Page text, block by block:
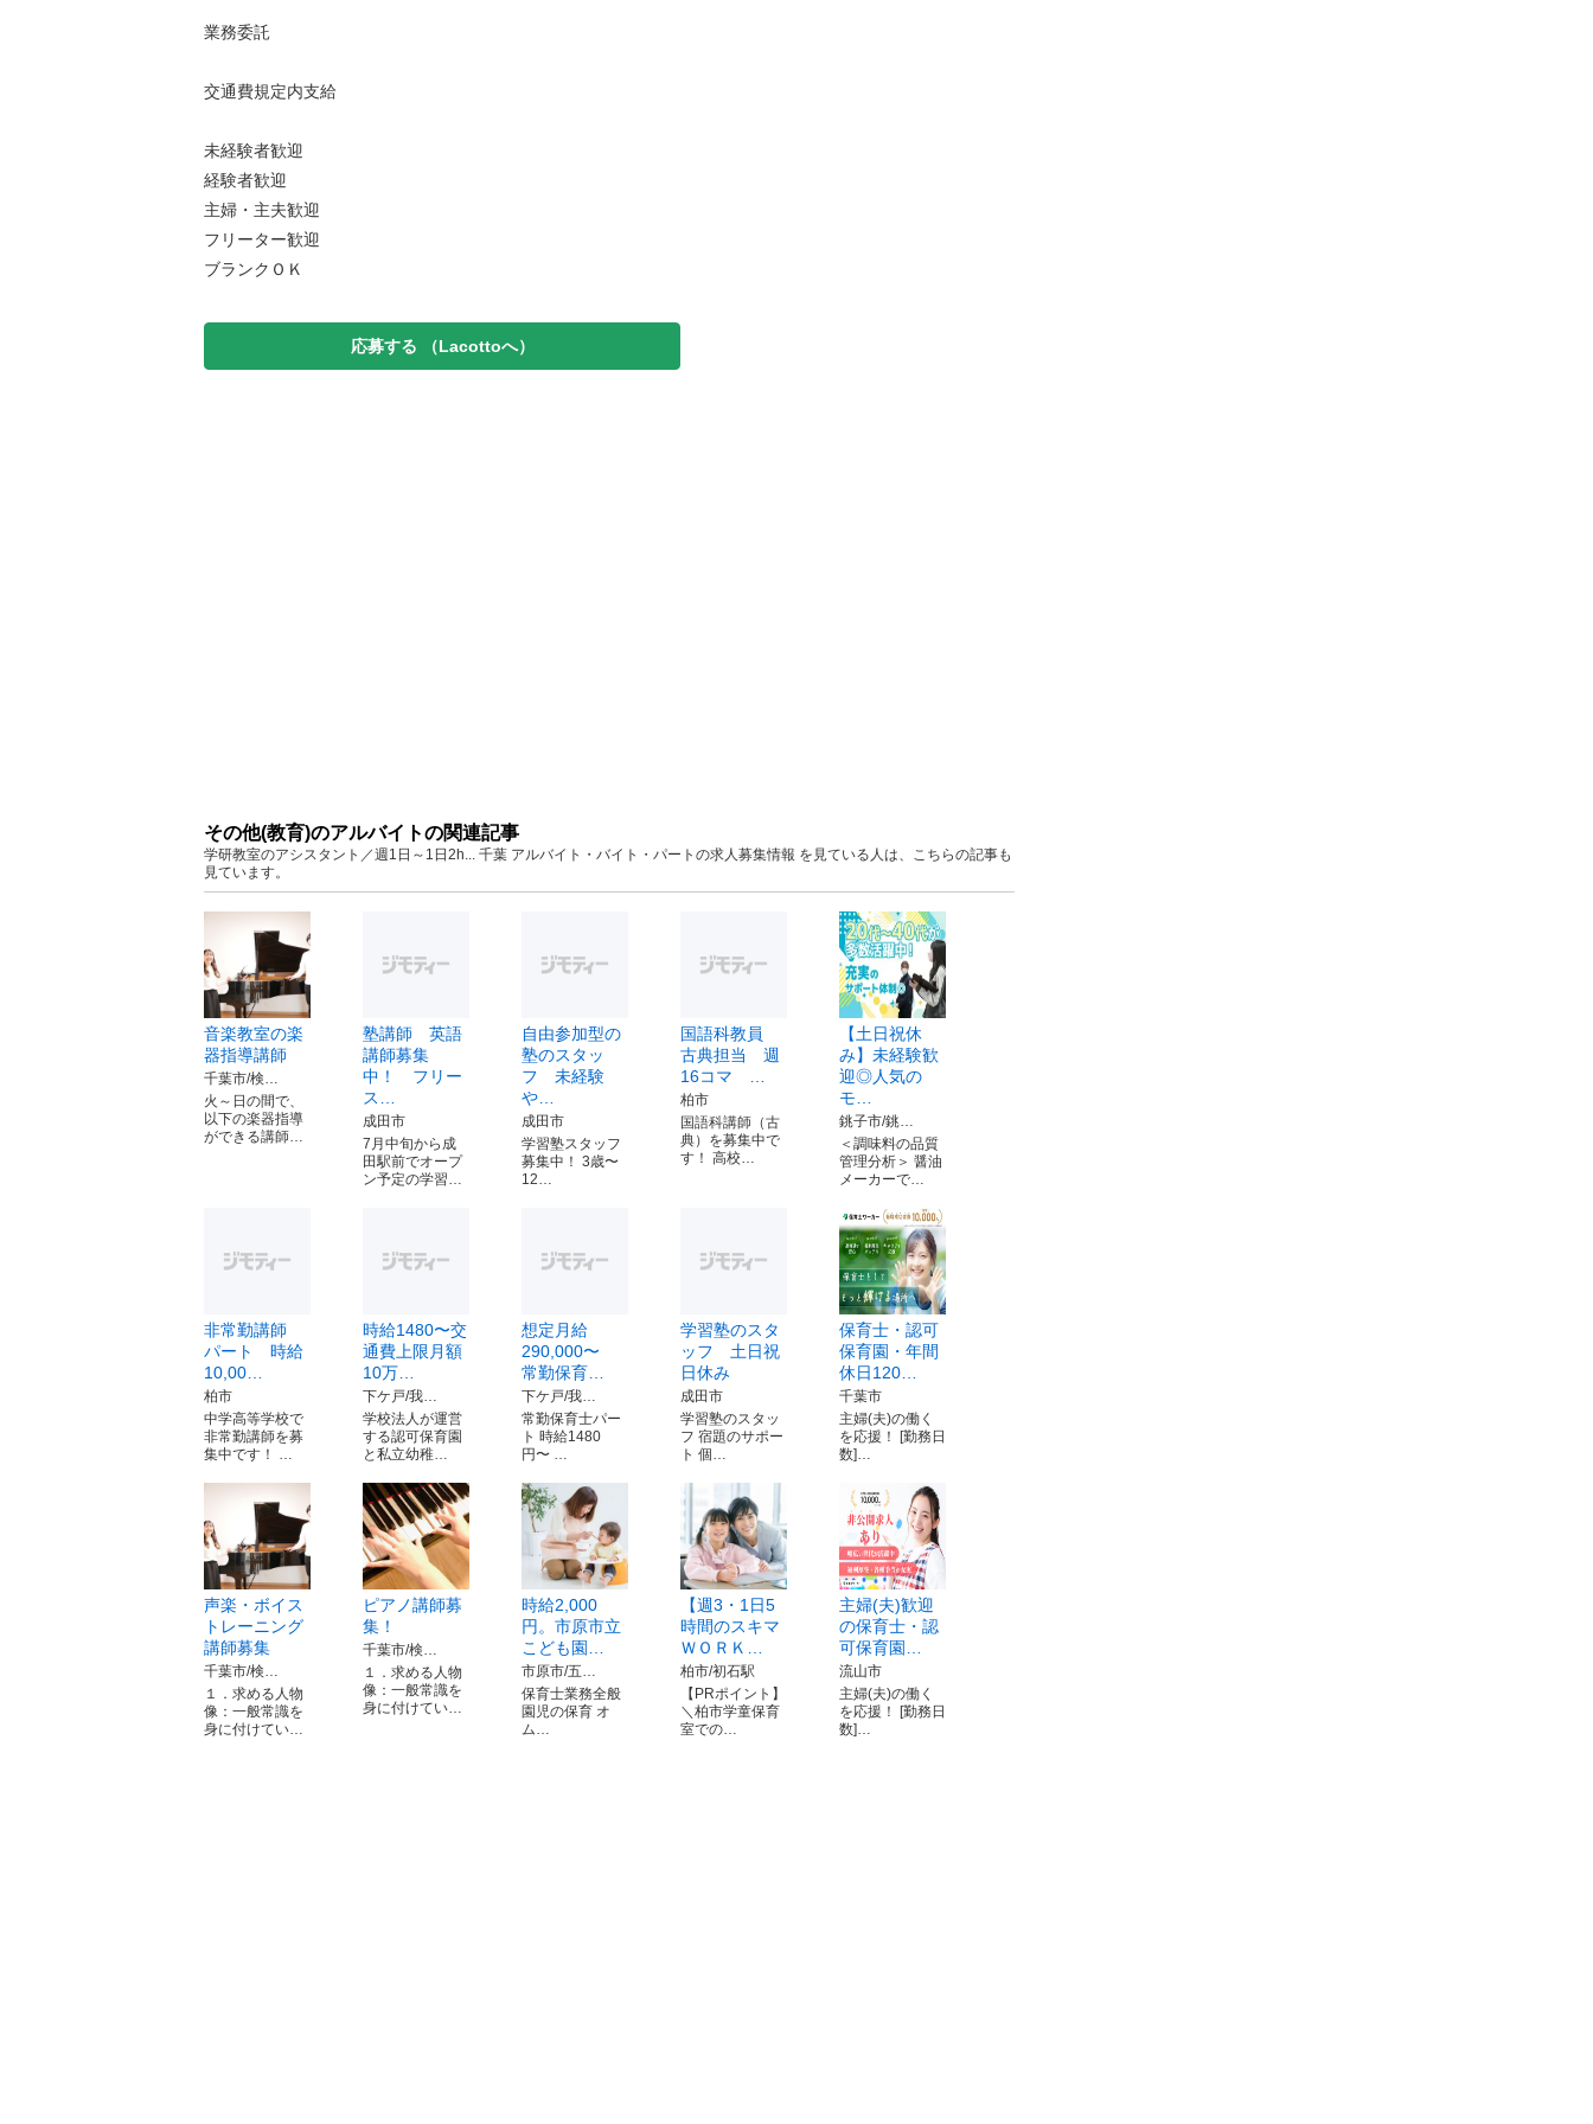
業務委託
交通費規定内支給
未経験者歓迎
経験者歓迎
主婦・主夫歓迎
フリーター歓迎
ブランクＯＫ
応募する （Lacottoへ）
その他(教育)のアルバイトの関連記事
学研教室のアシスタント／週1日～1日2h... 千葉 アルバイト・バイト・パートの求人募集情報 を見ている人は、こちらの記事も
見ています。
音楽教室の楽
器指導講師
千葉市/検…
火～日の間で、
以下の楽器指導
ができる講師…
塾講師 英語
講師募集
中！ フリー
ス…
成田市
7月中旬から成
田駅前でオープ
ン予定の学習…
自由参加型の
塾のスタッ
フ 未経験
や…
成田市
学習塾スタッフ
募集中！ 3歳〜
12…
国語科教員
古典担当 週
16コマ …
柏市
国語科講師（古
典）を募集中で
す！ 高校…
【土日祝休
み】未経験歓
迎◎人気の
モ…
銚子市/銚…
＜調味料の品質
管理分析＞ 醤油
メーカーで…
非常勤講師
パート 時給
10,00…
柏市
中学高等学校で
非常勤講師を募
集中です！ …
時給1480〜交
通費上限月額
10万…
下ケ戸/我…
学校法人が運営
する認可保育園
と私立幼稚…
想定月給
290,000〜
常勤保育…
下ケ戸/我…
常勤保育士パー
ト 時給1480
円〜 …
学習塾のスタ
ッフ 土日祝
日休み
成田市
学習塾のスタッ
フ 宿題のサポー
ト 個…
保育士・認可
保育園・年間
休日120…
千葉市
主婦(夫)の働く
を応援！ [勤務日
数]…
声楽・ボイス
トレーニング
講師募集
千葉市/検…
１．求める人物
像：一般常識を
身に付けてい…
ピアノ講師募
集！
千葉市/検…
１．求める人物
像：一般常識を
身に付けてい…
時給2,000
円。市原市立
こども園…
市原市/五…
保育士業務全般
園児の保育 オ
ム…
【週3・1日5
時間のスキマ
ＷＯＲＫ…
柏市/初石駅
【PRポイント】
＼柏市学童保育
室での…
主婦(夫)歓迎
の保育士・認
可保育園…
流山市
主婦(夫)の働く
を応援！ [勤務日
数]…